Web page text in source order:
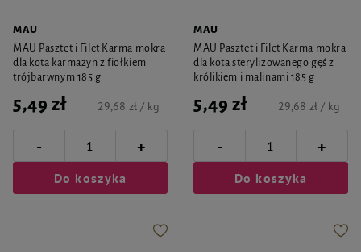
MAU
MAU Pasztet i Filet Karma mokra
dla kota karmazyn z fiołkiem
trójbarwnym 185 g
5,49 zł 29,68 zł / kg
- +
Do koszyka
MAU
MAU Pasztet i Filet Karma mokra
dla kota sterylizowanego gęś z
królikiem i malinami 185 g
5,49 zł 29,68 zł / kg
- +
Do koszyka